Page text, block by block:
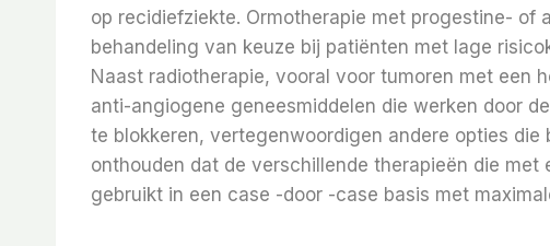
op recidiefziekte. Ormotherapie met progestine- of
behandeling van keuze bij patiënten met lage
Naast radiotherapie, vooral voor tumoren met een
anti-angiogene geneesmiddelen die werken door
te blokkeren, vertegenwoordigen andere opties
onthouden dat de verschillende therapieën die
gebruikt in een case -door -case basis met